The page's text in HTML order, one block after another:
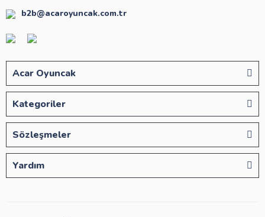
b2b@acaroyuncak.com.tr
Acar Oyuncak
Kategoriler
Sözleşmeler
Yardım